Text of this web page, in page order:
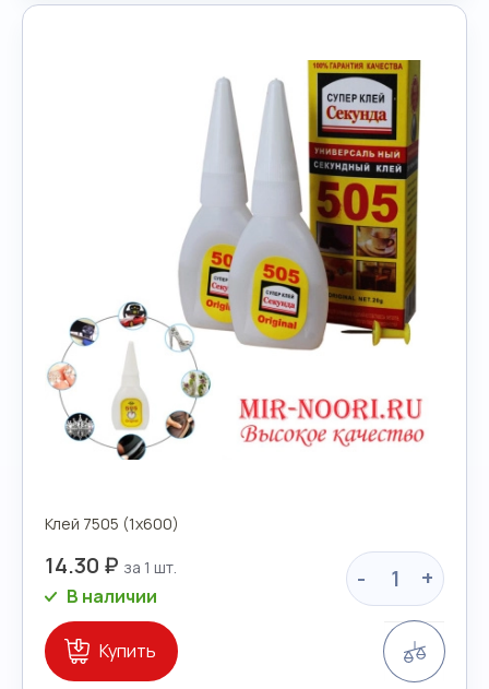
Клей 7505 (1х600)
14.30 ₽ - +
В наличии
Купить